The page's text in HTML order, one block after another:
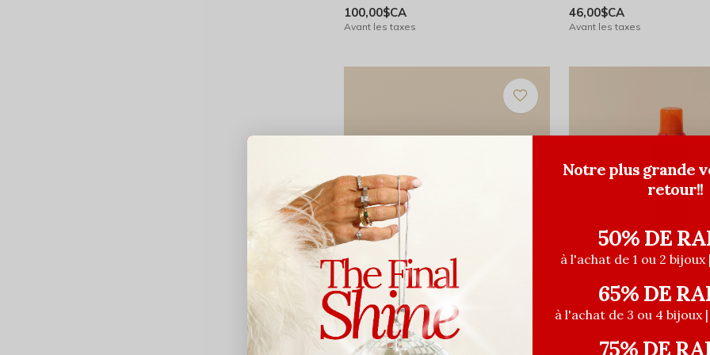
100,00$CA
Avant les taxes
46,00$CA
Avant les taxes
Pureology
Masque Strength Cure - 250ml
51,00$CA 60,00$CA
Avant les taxes
Amika
Masque nourrissant
Notre plus grande
retour!!
50% DE
à l'achat de 1 ou 2 bijoux
65% DE
à l'achat de 3 ou 4 bijoux
75% DE